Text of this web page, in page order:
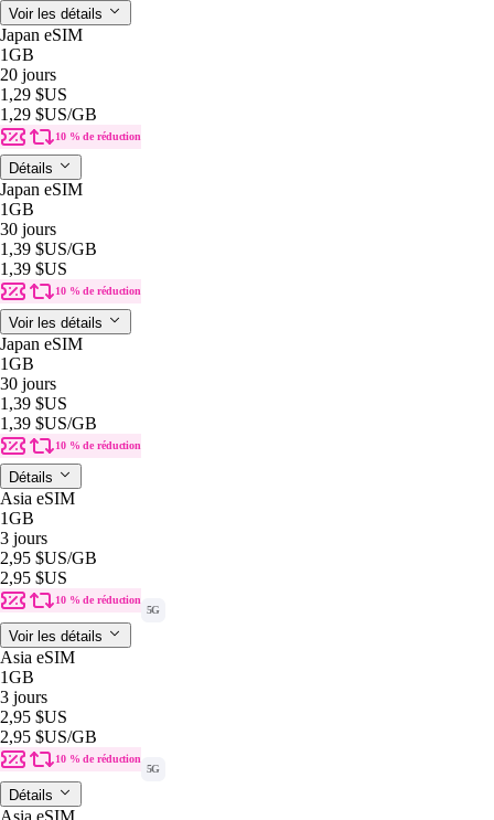
Voir les détails
Japan eSIM
1GB
20 jours
1,29 $US
1,29 $US/GB
10 % de réduction
Détails
Japan eSIM
1GB
30 jours
1,39 $US/GB
1,39 $US
10 % de réduction
Voir les détails
Japan eSIM
1GB
30 jours
1,39 $US
1,39 $US/GB
10 % de réduction
Détails
Asia eSIM
1GB
3 jours
2,95 $US/GB
2,95 $US
10 % de réduction
5G
Voir les détails
Asia eSIM
1GB
3 jours
2,95 $US
2,95 $US/GB
10 % de réduction
5G
Détails
Asia eSIM